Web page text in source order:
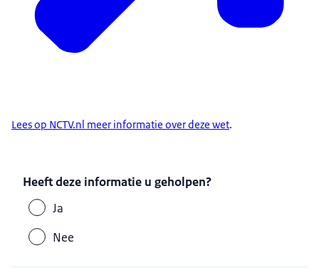
Lees op NCTV.nl meer informatie over deze wet.
Heeft deze informatie u geholpen?
Ja
Nee